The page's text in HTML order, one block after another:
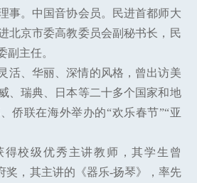
事。中国音协会员。民进首都师大
北京市委高教委员会副秘书长，民
副主任。
活、华丽、深情的风格，曾出访美
、瑞典、日本等二十多个国家和地
侨联在海外举办的“欢乐春节”“亚
得校级优秀主讲教师，其学生曾
奖，其主讲的《器乐-扬琴》，率先